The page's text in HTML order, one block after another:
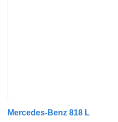
Mercedes-Benz 818 L